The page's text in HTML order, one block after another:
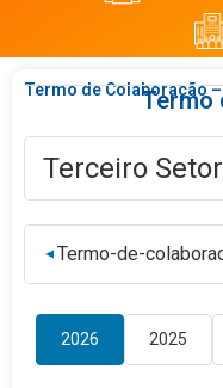
Termo de Colaboração
Termo
Terceiro Setor
▼ Termo-de-
2026 2025